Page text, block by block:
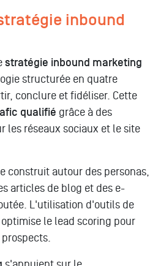
inbound
stratégie inbound marketing
structurée en quatre
conclure et fidéliser. Cette
qualifié grâce à des
les réseaux sociaux et le site
construit autour des personas,
articles de blog et des e-
L'utilisation d'outils de
le lead scoring pour